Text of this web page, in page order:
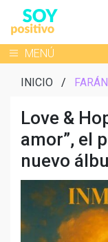
Toggle navigation
MENÚ
INICIO /
Love &
amor”, el
nuevo